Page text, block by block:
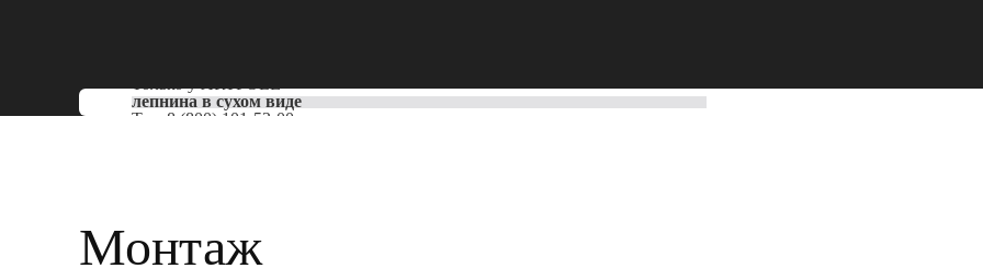
Только уARTPOLE
лепнина в сухом виде
Тел: 8 (800) 101-53-00
Монтаж